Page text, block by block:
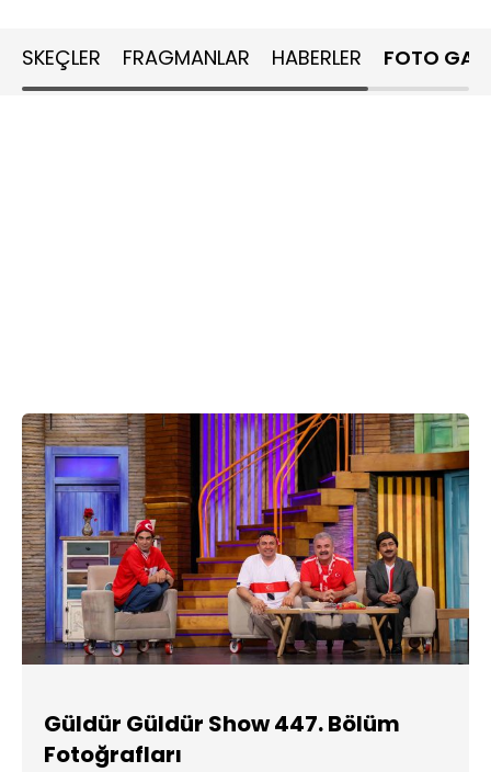
SKEÇLER FRAGMANLAR HABERLER FOTO
Güldür Güldür Show 447. Bölüm
Fotoğrafları